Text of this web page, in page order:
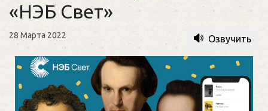
«НЭБ Свет»
28 Марта 2022 Озвучить